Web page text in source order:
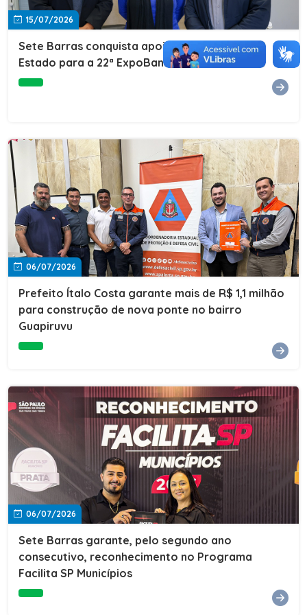
15/07/2026
Sete Barras conquista apoio do Governo do
Estado para a 22ª ExpoBanana
06/07/2026
Prefeito Ítalo Costa garante mais de R$ 1,1 milhão
para construção de nova ponte no bairro
Guapiruvu
06/07/2026
Sete Barras garante, pelo segundo ano
consecutivo, reconhecimento no Programa
Facilita SP Municípios